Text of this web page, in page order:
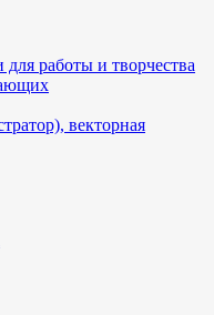
работы и творчества
векторная